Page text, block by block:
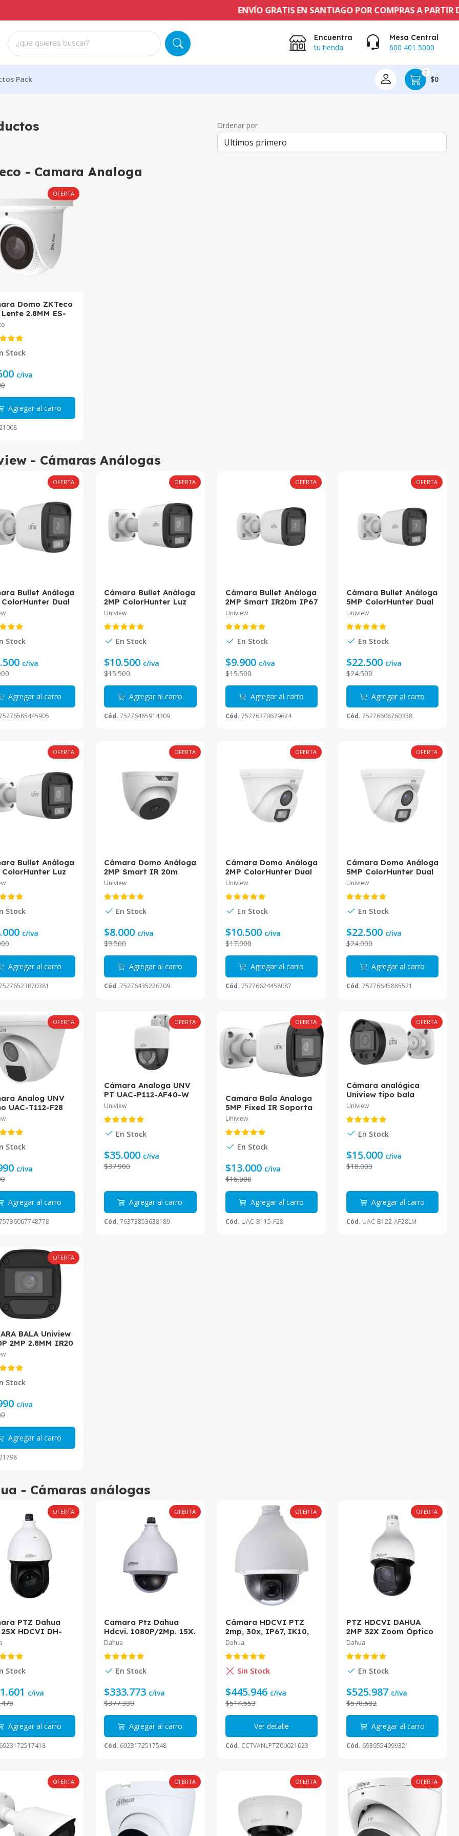
ENVÍO GRATIS EN SANTIAGO POR COMPRAS A PARTIR DE $60.000 CLP
¿que quieres buscar?
Encuentra
tu tienda
Mesa Central
600 401 5000
Pack
0
$0
Ordenar por
- Camara Analoga
OFERTA
Domo ZKTeco
Lente 2.8MM ES-
Stock
c/iva
Agregar al carro
- Cámaras Análogas
OFERTA
Bullet Análoga
ColorHunter Dual
20m Audio 2.8mm
Stock
c/iva
Agregar al carro
OFERTA
Cámara Bullet Análoga
2MP ColorHunter Luz
Blanca 20m Audio
W Uniview
Uniview
En Stock
$10.500 c/iva
$15.500
Agregar al carro
Cód. 75276485914309
OFERTA
Cámara Bullet Análoga
2MP Smart IR20m IP67
2.8mm UAC-B112-F28-X
Uniview
En Stock
$9.900 c/iva
$15.500
Agregar al carro
Cód. 75276370639624
OFERTA
Cámara Bullet Análoga
5MP ColorHunter Dual
Light 20m Audio 2.8mm
Uniview
Uniview
En Stock
$22.500 c/iva
$24.500
Agregar al carro
Cód. 75276608760358
OFERTA
Bullet Análoga
ColorHunter Luz
20m Audio
Stock
c/iva
Agregar al carro
OFERTA
Cámara Domo Análoga
2MP Smart IR 20m
2.8mm UAC-T132-F28
Uniview
En Stock
$8.000 c/iva
$9.500
Agregar al carro
Cód. 75276435226709
OFERTA
Cámara Domo Análoga
2MP ColorHunter Dual
Light 20m Audio 2.8mm
Uniview
Uniview
En Stock
$10.500 c/iva
$17.000
Agregar al carro
Cód. 75276624458087
OFERTA
Cámara Domo Análoga
5MP ColorHunter Dual
Light 20m Audio 2.8mm
Uniview
Uniview
En Stock
$22.500 c/iva
$24.000
Agregar al carro
Cód. 75276645885521
OFERTA
Analog UNV
UAC-T112-F28
Smart IR 20m
Stock
c/iva
Agregar al carro
OFERTA
Cámara Analoga UNV
PT UAC-P112-AF40-W
2MP ColorHunter Luz
Uniview
En Stock
$35.000 c/iva
$37.900
Agregar al carro
Cód. 76373853638189
OFERTA
Camara Bala Analoga
5MP Fixed IR Soporta
180° horizontal flip,
B115-F28
Uniview
En Stock
$13.000 c/iva
$16.000
Agregar al carro
Cód. UAC-B115-F28
OFERTA
Cámara analógica
Uniview tipo bala
infrarroja fija
Microfono UAC-B122-
AF28(40)LM
Uniview
En Stock
$15.000 c/iva
$18.000
Agregar al carro
Cód. UAC-B122-AF28LM
OFERTA
BALA Uniview
2MP 2.8MM IR20
B112-F28
Stock
c/iva
Agregar al carro
- Cámaras análogas
OFERTA
PTZ Dahua
25X HDCVI DH-
HC-LA1
Stock
c/iva
Agregar al carro
6923172517418
OFERTA
Camara Ptz Dahua
Hdcvi. 1080P/2Mp. 15X.
Starlight. Ik10.Ip66
Dahua
En Stock
$333.773 c/iva
$377.339
Agregar al carro
Cód. 6923172517548
OFERTA
Cámara HDCVI PTZ
2mp, 30x, IP67, IK10,
Starlight SD50230IN-
Dahua
Sin Stock
$445.946 c/iva
$514.553
Ver detalle
Cód. CCTVANLPTZ00021023
OFERTA
PTZ HDCVI DAHUA
2MP 32X Zoom Óptico
Audio Alarma DH-
Dahua
En Stock
$525.987 c/iva
$570.582
Agregar al carro
Cód. 6939554999321
OFERTA OFERTA OFERTA OFERTA